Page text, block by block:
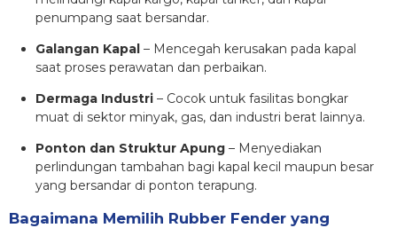
penumpang saat bersandar.
Galangan Kapal – Mencegah kerusakan pada kapal
saat proses perawatan dan perbaikan.
Dermaga Industri – Cocok untuk fasilitas bongkar
muat di sektor minyak, gas, dan industri berat lainnya.
Ponton dan Struktur Apung – Menyediakan
perlindungan tambahan bagi kapal kecil maupun besar
yang bersandar di ponton terapung.
Bagaimana Memilih Rubber Fender yang